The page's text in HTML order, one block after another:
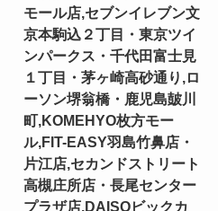
モール店,セブンイレブン文
京本駒込２丁目・東京ツイ
ンパークス・千代田富士見
１丁目・茅ヶ崎高砂通り,ロ
ーソン堺翁橋・鹿児島皷川
町,KOMEHYO枚方モー
ル,FIT-EASY羽島竹鼻店・
片江店,セカンドストリート
高槻庄所店・長尾センター
プラザ店,DAISOビックカ